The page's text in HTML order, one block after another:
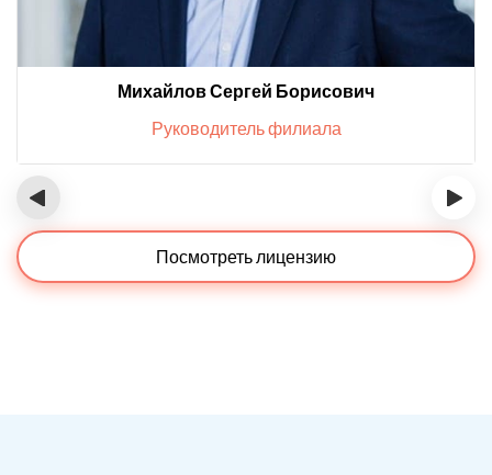
Михайлов Сергей Борисович
Руководитель филиала
‹ ›
Посмотреть лицензию